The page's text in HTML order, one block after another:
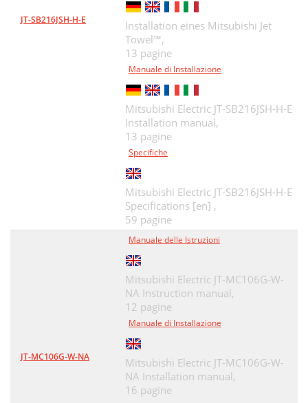
JT-SB216JSH-H-E
Installation eines Mitsubishi Jet
Towel™,
13 pagine
Manuale di Installazione
Mitsubishi Electric JT-SB216JSH-H-E
Installation manual,
13 pagine
Specifiche
Mitsubishi Electric JT-SB216JSH-H-E
Specifications [en] ,
59 pagine
JT-MC106G-W-NA
Manuale delle Istruzioni
Mitsubishi Electric JT-MC106G-W-
NA Instruction manual,
12 pagine
Manuale di Installazione
Mitsubishi Electric JT-MC106G-W-
NA Installation manual,
16 pagine